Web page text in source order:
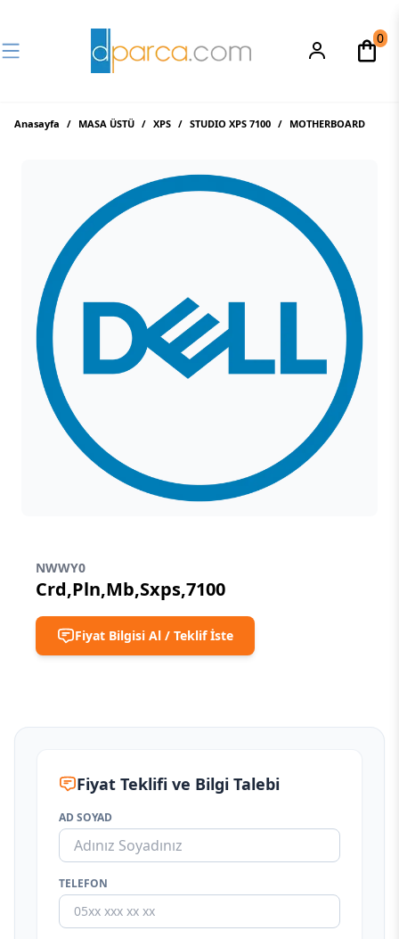
0
Anasayfa / MASA ÜSTÜ / XPS / STUDIO XPS 7100 / MOTHERBOARD
NWWY0
Crd,Pln,Mb,Sxps,7100
Fiyat Bilgisi Al / Teklif İste
Fiyat Teklifi ve Bilgi Talebi
AD SOYAD
TELEFON